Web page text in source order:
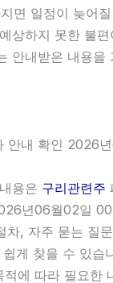
면 일정이 늦어
상하지 못한 불
안내받은 내용을
안내 확인 2026
용은 구리관련주
년06월02일
차, 자주 묻는 질
게 찾을 수 있습
에 따라 필요한